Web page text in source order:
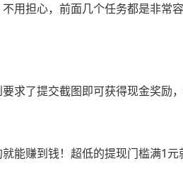
用担心，前面几个任务都是非常
求了提交截图即可获得现金奖励
能赚到钱！超低的提现门槛满1